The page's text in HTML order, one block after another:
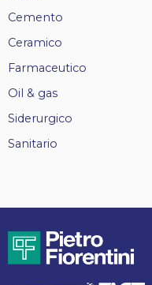
Cemento
Ceramico
Farmaceutico
Oil & gas
Siderurgico
Sanitario